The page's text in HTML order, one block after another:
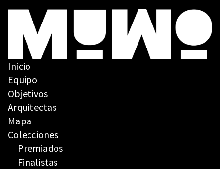
Inicio
Equipo
Objetivos
Arquitectas
Mapa
Colecciones
Premiados
Finalistas